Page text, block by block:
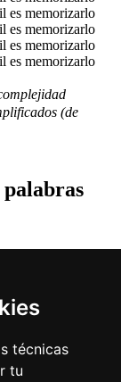
técnicas
tu
(de
palabras
individuales